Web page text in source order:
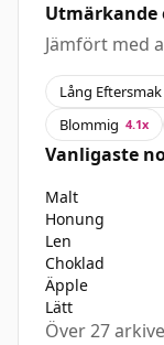
Utmärkande
Jämfört med
Lång Eftersmak
Blommig 4.1x
Vanligaste
Malt
Honung
Len
Choklad
Äpple
Lätt
Över 27